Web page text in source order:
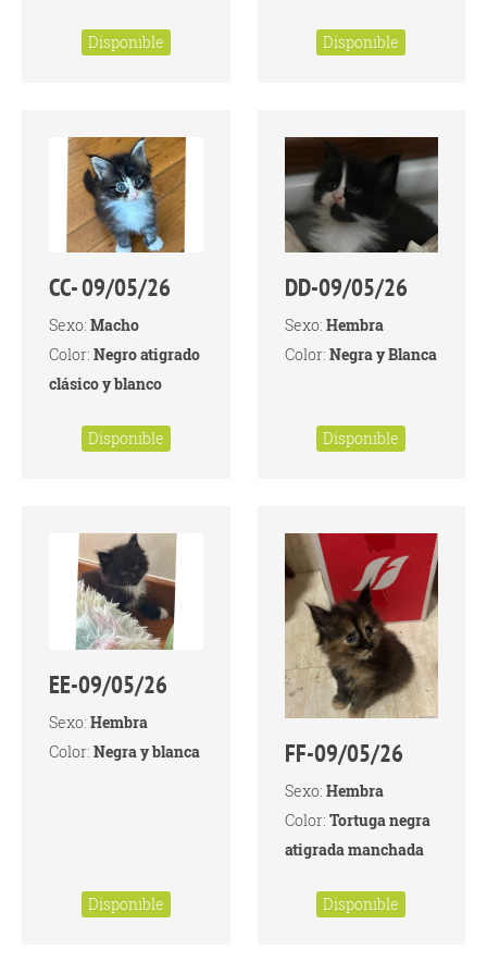
Disponible Disponible
CC- 09/05/26
Sexo: Macho
Color: Negro atigrado
clásico y blanco
Disponible
DD-09/05/26
Sexo: Hembra
Color: Negra y Blanca
Disponible
EE-09/05/26
Sexo: Hembra
Color: Negra y blanca
Disponible
FF-09/05/26
Sexo: Hembra
Color: Tortuga negra
atigrada manchada
Disponible